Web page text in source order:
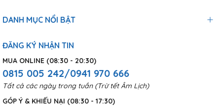
DANH MỤC NỔI BẬT
ĐĂNG KÝ NHẬN TIN
MUA ONLINE (08:30 - 20:30)
0815 005 242/0941 970 666
Tất cả các ngày trong tuần (Trừ tết Âm Lịch)
GÓP Ý & KHIẾU NẠI (08:30 - 17:30)